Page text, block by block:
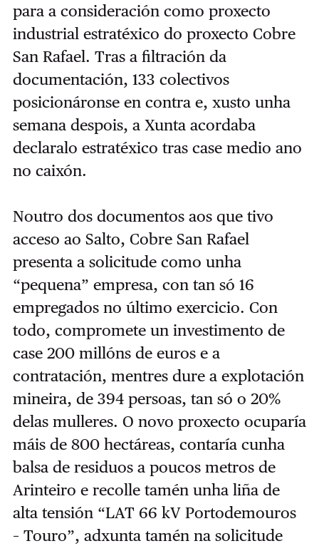
para a consideración como proxecto
industrial estratéxico do proxecto Cobre
San Rafael. Tras a filtración da
documentación, 133 colectivos
posicionáronse en contra e, xusto unha
semana despois, a Xunta acordaba
declaralo estratéxico tras case medio ano
no caixón.
Noutro dos documentos aos que tivo
acceso ao Salto, Cobre San Rafael
presenta a solicitude como unha
“pequena” empresa, con tan só 16
empregados no último exercicio. Con
todo, compromete un investimento de
case 200 millóns de euros e a
contratación, mentres dure a explotación
mineira, de 394 persoas, tan só o 20%
delas mulleres. O novo proxecto ocuparía
máis de 800 hectáreas, contaría cunha
balsa de residuos a poucos metros de
Arinteiro e recolle tamén unha liña de
alta tensión “LAT 66 kV Portodemouros
– Touro”, adxunta tamén na solicitude